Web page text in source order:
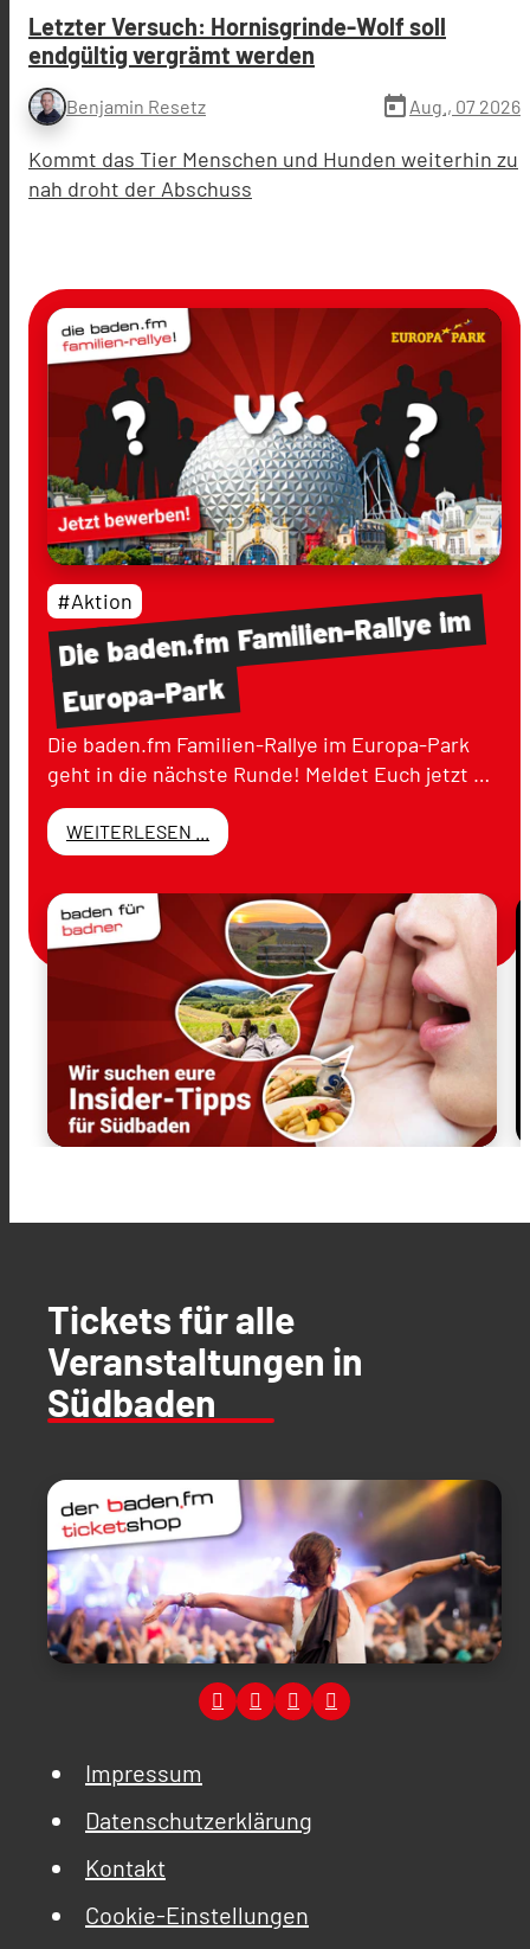
Letzter Versuch: Hornisgrinde-Wolf soll
endgültig vergrämt werden
Benjamin Resetz today Aug., 07 2026
Kommt das Tier Menschen und Hunden weiterhin zu
nah droht der Abschuss
Diebaden.fmFamilien-Rallyeim
Europa-Park
#Aktion
Die baden.fm Familien-Rallye im Europa-Park
geht in die nächste Runde! Meldet Euch jetzt …
WEITERLESEN ...
Tickets für alle
Veranstaltungen in
Südbaden
Impressum
Datenschutzerklärung
Kontakt
Cookie-Einstellungen